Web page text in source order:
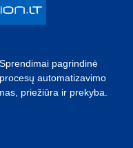
pagrindinė
automatizavimo
priežiūra ir prekyba.